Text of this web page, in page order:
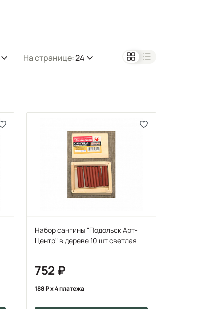
На странице:24
Набор сангины "Подольск Арт-
Центр" в дереве 10 шт светлая
752
188 x 4 платежа